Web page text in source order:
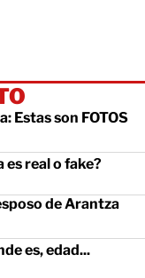
Estas son FOTOS
real o fake?
de Arantza
es, edad...